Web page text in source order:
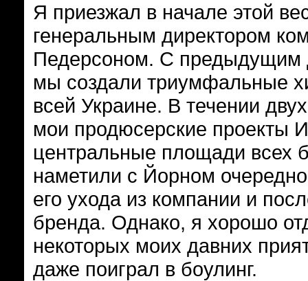
Я приезжал в начале этой
генеральным директором
Педерсоном. С предыдущим
мы создали триумфальные
всей Украине. В течении
мои продюсерские проекты
центральные площади всех
наметили с Йорном
его ухода из компании и
бренда. Однако, я хорошо
некоторых моих давних
даже поиграл в боулинг.